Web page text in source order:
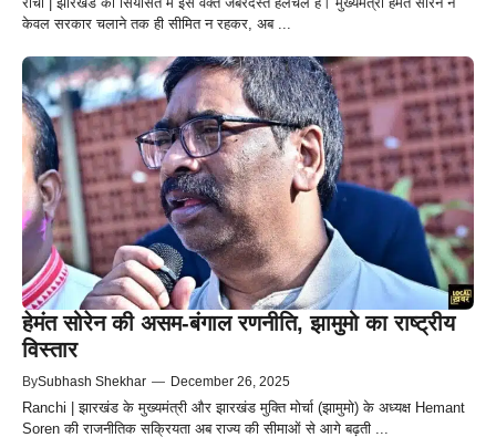
केवल सरकार चलाने तक ही सीमित न रहकर, अब ...
हेमंत सोरेन की असम-बंगाल रणनीति, झामुमो का राष्ट्रीय
विस्तार
BySubhash Shekhar — December 26, 2025
Ranchi | झारखंड के मुख्यमंत्री और झारखंड मुक्ति मोर्चा (झामुमो) के अध्यक्ष Hemant
Soren की राजनीतिक सक्रियता अब राज्य की सीमाओं से आगे बढ़ती ...